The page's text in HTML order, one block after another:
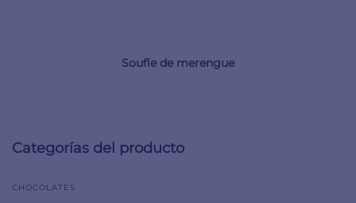
Soufle de merengue
Categorías del producto
CHOCOLATES